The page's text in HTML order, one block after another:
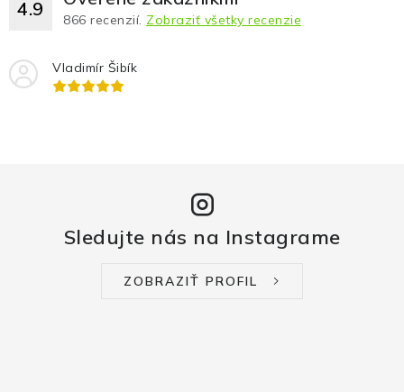
4.9 866 recenzií. Zobraziť všetky recenzie
Vladimír Šibík
Sledujte nás na Instagrame
ZOBRAZIŤ PROFIL